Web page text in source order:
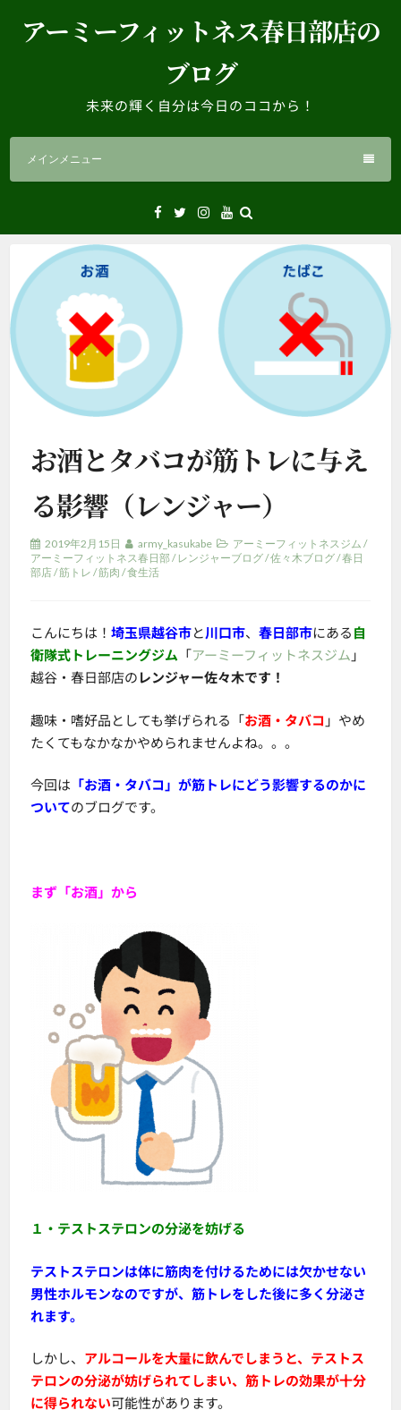
ス
アーミーフィットネス春日部店の
ブログ
未来の輝く自分は今日のココから！
メインメニュー
Facebook
TwitterInstagram
YouTube
お酒とタバコが筋トレに与え
る影響（レンジャー）
2019年2月15日 army_kasukabe アーミーフィットネスジム /
アーミーフィットネス春日部/ レンジャーブログ/佐々木ブログ/春日
部店/筋トレ /筋肉 /食生活
こんにちは！ 埼玉県越谷市と川口市、 春日部市にある自
衛隊式トレーニングジム「アーミーフィットネスジム 」
越谷・春日部店のレンジャー佐々木です！
趣味・嗜好品としても挙げられる「お酒・タバコ 」やめ
たくてもなかなかやめられませんよね。。。
今回は 「お酒・タバコ」が筋トレにどう影響するのかに
ついてのブログです。
まず「お酒」から
１・テストステロンの分泌を妨げる
テストステロンは体に筋肉を付けるためには欠かせない
男性ホルモンなのですが、筋トレをした後に多く分泌さ
れます。
しかし、 アルコールを大量に飲んでしまうと、テストス
テロンの分泌が妨げられてしまい、筋トレの効果が十分
に得られない可能性があります。